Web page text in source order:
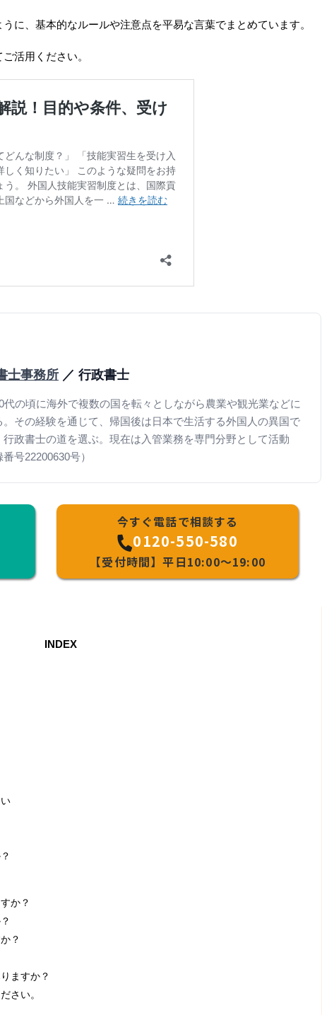
に、基本的なルールや注意点を平易な言葉でまとめています。
活用ください。
士事務所 ／ 行政書士
の頃に海外で複数の国を転々としながら農業や観光業などに
その経験を通じて、帰国後は日本で生活する外国人の異国で
政書士の道を選ぶ。現在は入管業務を専門分野として活動
号22200630号）
今すぐ電話で相談する
0120-550-580
【受付時間】平日10:00～19:00
INDEX
か？
？
ますか？
さい。